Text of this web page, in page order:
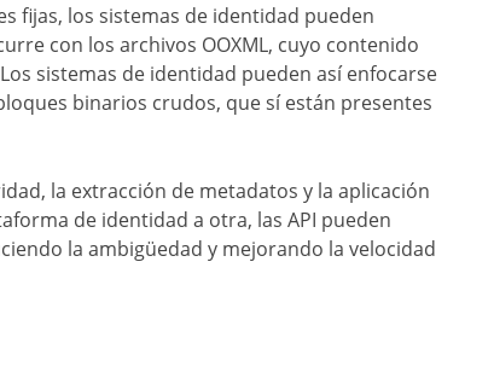
fijas, los sistemas de identidad pueden
con los archivos OOXML, cuyo contenido
sistemas de identidad pueden así enfocarse
binarios crudos, que sí están presentes
la extracción de metadatos y la aplicación
de identidad a otra, las API pueden
la ambigüedad y mejorando la velocidad